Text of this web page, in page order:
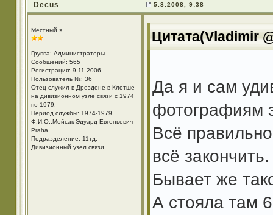
Decus 5.8.2008, 9:38
Местный я.
Группа: Администраторы
Сообщений: 565
Регистрация: 9.11.2006
Пользователь №: 36
Отец служил в Дрездене в Клотше
на дивизионном узле связи с 1974
по 1979.
Период службы: 1974-1979
Ф.И.О.:Мойсак Эдуард Евгеньевич
Praha
Подразделение: 11тд.
Дивизионный узел связи.
Цитата(Vladimir
Да я и сам
фотографиям
Всё
всё
Бывает же
А стояла там